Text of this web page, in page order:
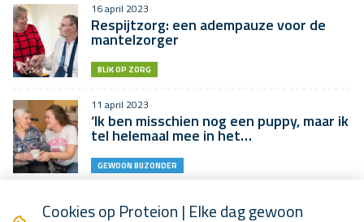
16 april 2023
Respijtzorg: een adempauze voor de
mantelzorger
BLIK OP ZORG
11 april 2023
‘Ik ben misschien nog een puppy, maar ik
tel helemaal mee in het…
GEWOON BIJZONDER
Snel helemaal thuis in Hoenderpark
Cookies op Proteion | Elke dag gewoon